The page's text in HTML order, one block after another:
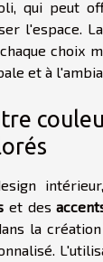
qui peut
l'espace.
choix
et à
et des
la